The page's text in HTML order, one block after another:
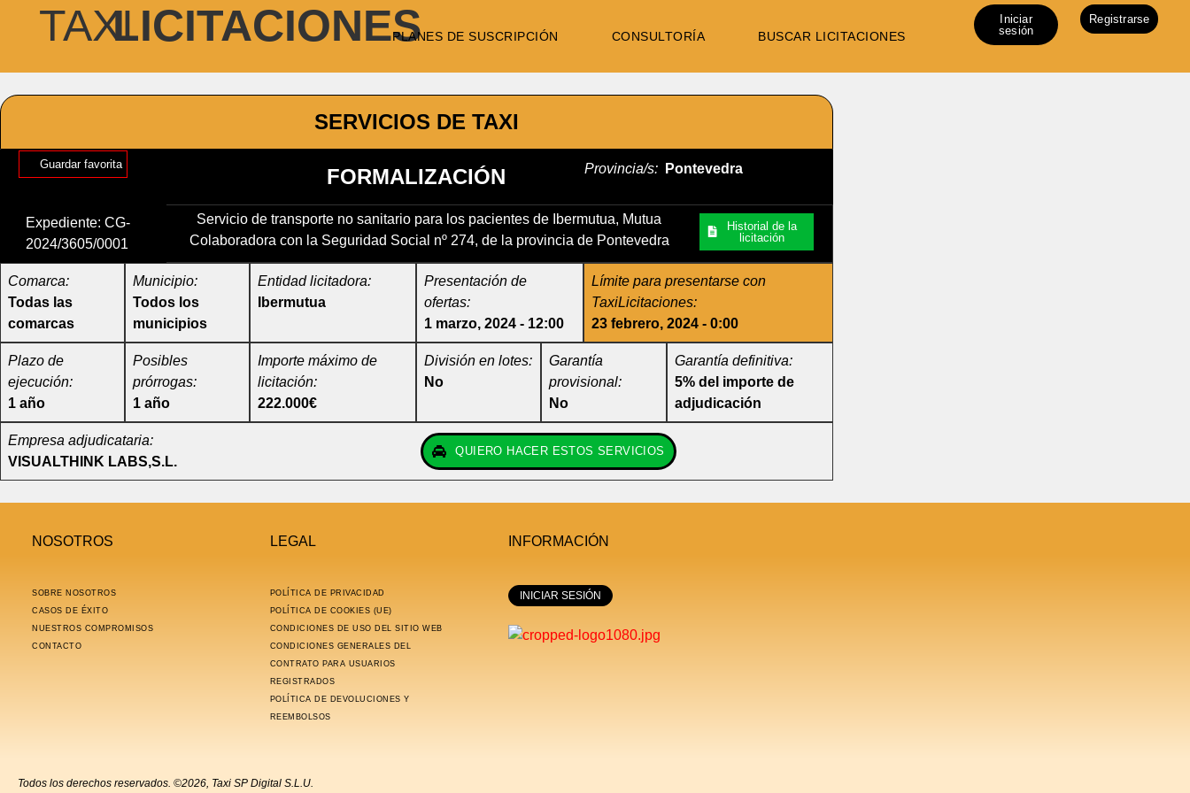
TAXILICITACIONESPLANES DE SUSCRIPCIÓN CONSULTORÍA BUSCAR LICITACIONES
Iniciar
sesión
Registrarse
SERVICIOS DE TAXI
Guardar favorita
FORMALIZACIÓN Provincia/s: Pontevedra
Expediente: CG-
2024/3605/0001
Servicio de transporte no sanitario para los pacientes de Ibermutua, Mutua
Colaboradora con la Seguridad Social nº 274, de la provincia de Pontevedra
Historial de la
licitación
Comarca:
Todas las
comarcas
Municipio:
Todos los
municipios
Entidad licitadora:
Ibermutua
Presentación de
ofertas:
1 marzo, 2024 - 12:00
Límite para presentarse con
TaxiLicitaciones:
23 febrero, 2024 - 0:00
Plazo de
ejecución:
1 año
Posibles
prórrogas:
1 año
Importe máximo de
licitación:
222.000€
División en lotes:
No
Garantía
provisional:
No
Garantía definitiva:
5% del importe de
adjudicación
Empresa adjudicataria:
VISUALTHINK LABS,S.L.
QUIERO HACER ESTOS SERVICIOS
NOSOTROS
SOBRE NOSOTROS
CASOS DE ÉXITO
NUESTROS COMPROMISOS
CONTACTO
LEGAL
POLÍTICA DE PRIVACIDAD
POLÍTICA DE COOKIES (UE)
CONDICIONES DE USO DEL SITIO WEB
CONDICIONES GENERALES DEL
CONTRATO PARA USUARIOS
REGISTRADOS
POLÍTICA DE DEVOLUCIONES Y
REEMBOLSOS
INFORMACIÓN
INICIAR SESIÓN
Todos los derechos reservados. ©2026, Taxi SP Digital S.L.U.